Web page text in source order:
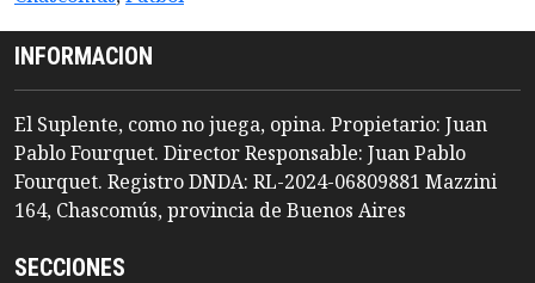
INFORMACION
El Suplente, como no juega, opina. Propietario: Juan
Pablo Fourquet. Director Responsable: Juan Pablo
Fourquet. Registro DNDA: RL-2024-06809881 Mazzini
164, Chascomús, provincia de Buenos Aires
SECCIONES